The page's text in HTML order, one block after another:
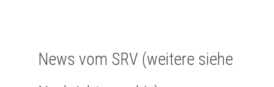
News vom SRV (weitere siehe